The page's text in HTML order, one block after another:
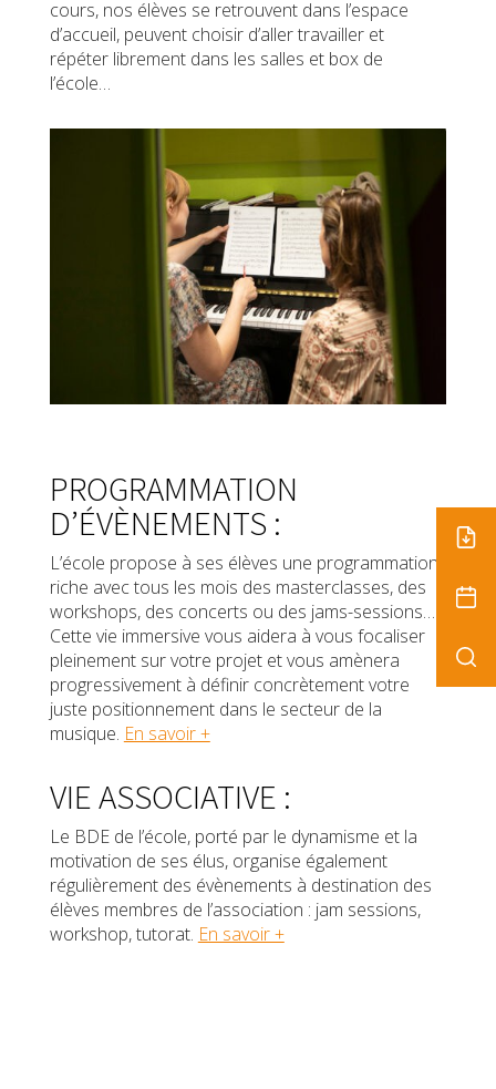
cours, nos élèves se retrouvent dans l’espace
d’accueil, peuvent choisir d’aller travailler et
répéter librement dans les salles et box de
l’école…
PROGRAMMATION
D’ÉVÈNEMENTS :
L’école propose à ses élèves une programmation
riche avec tous les mois des masterclasses, des
workshops, des concerts ou des jams-sessions…
Cette vie immersive vous aidera à vous focaliser
pleinement sur votre projet et vous amènera
progressivement à définir concrètement votre
juste positionnement dans le secteur de la
musique. En savoir +
VIE ASSOCIATIVE :
Le BDE de l’école, porté par le dynamisme et la
motivation de ses élus, organise également
régulièrement des évènements à destination des
élèves membres de l’association : jam sessions,
workshop, tutorat. En savoir +